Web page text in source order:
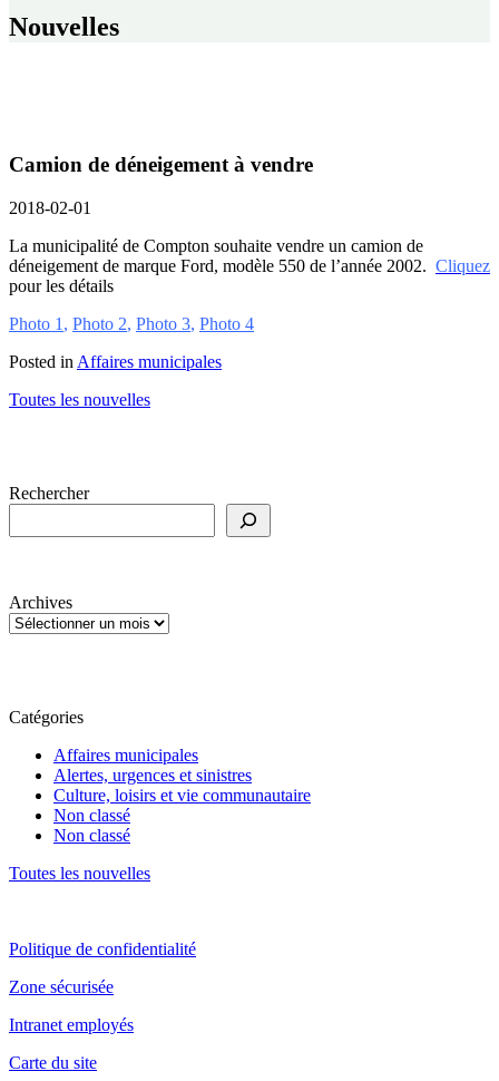
Nouvelles
Camion de déneigement à vendre
2018-02-01
La municipalité de Compton souhaite vendre un camion de
déneigement de marque Ford, modèle 550 de l’année 2002. Cliquez
pour les détails
Photo 1 , Photo 2, Photo 3, Photo 4
Posted in Affaires municipales
Toutes les nouvelles
Rechercher
Archives
Catégories
Affaires municipales
Alertes, urgences et sinistres
Culture, loisirs et vie communautaire
Non classé
Non classé
Toutes les nouvelles
Politique de confidentialité
Zone sécurisée
Intranet employés
Carte du site